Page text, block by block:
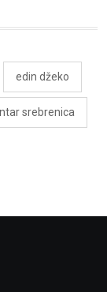
edin džeko
srebrenica